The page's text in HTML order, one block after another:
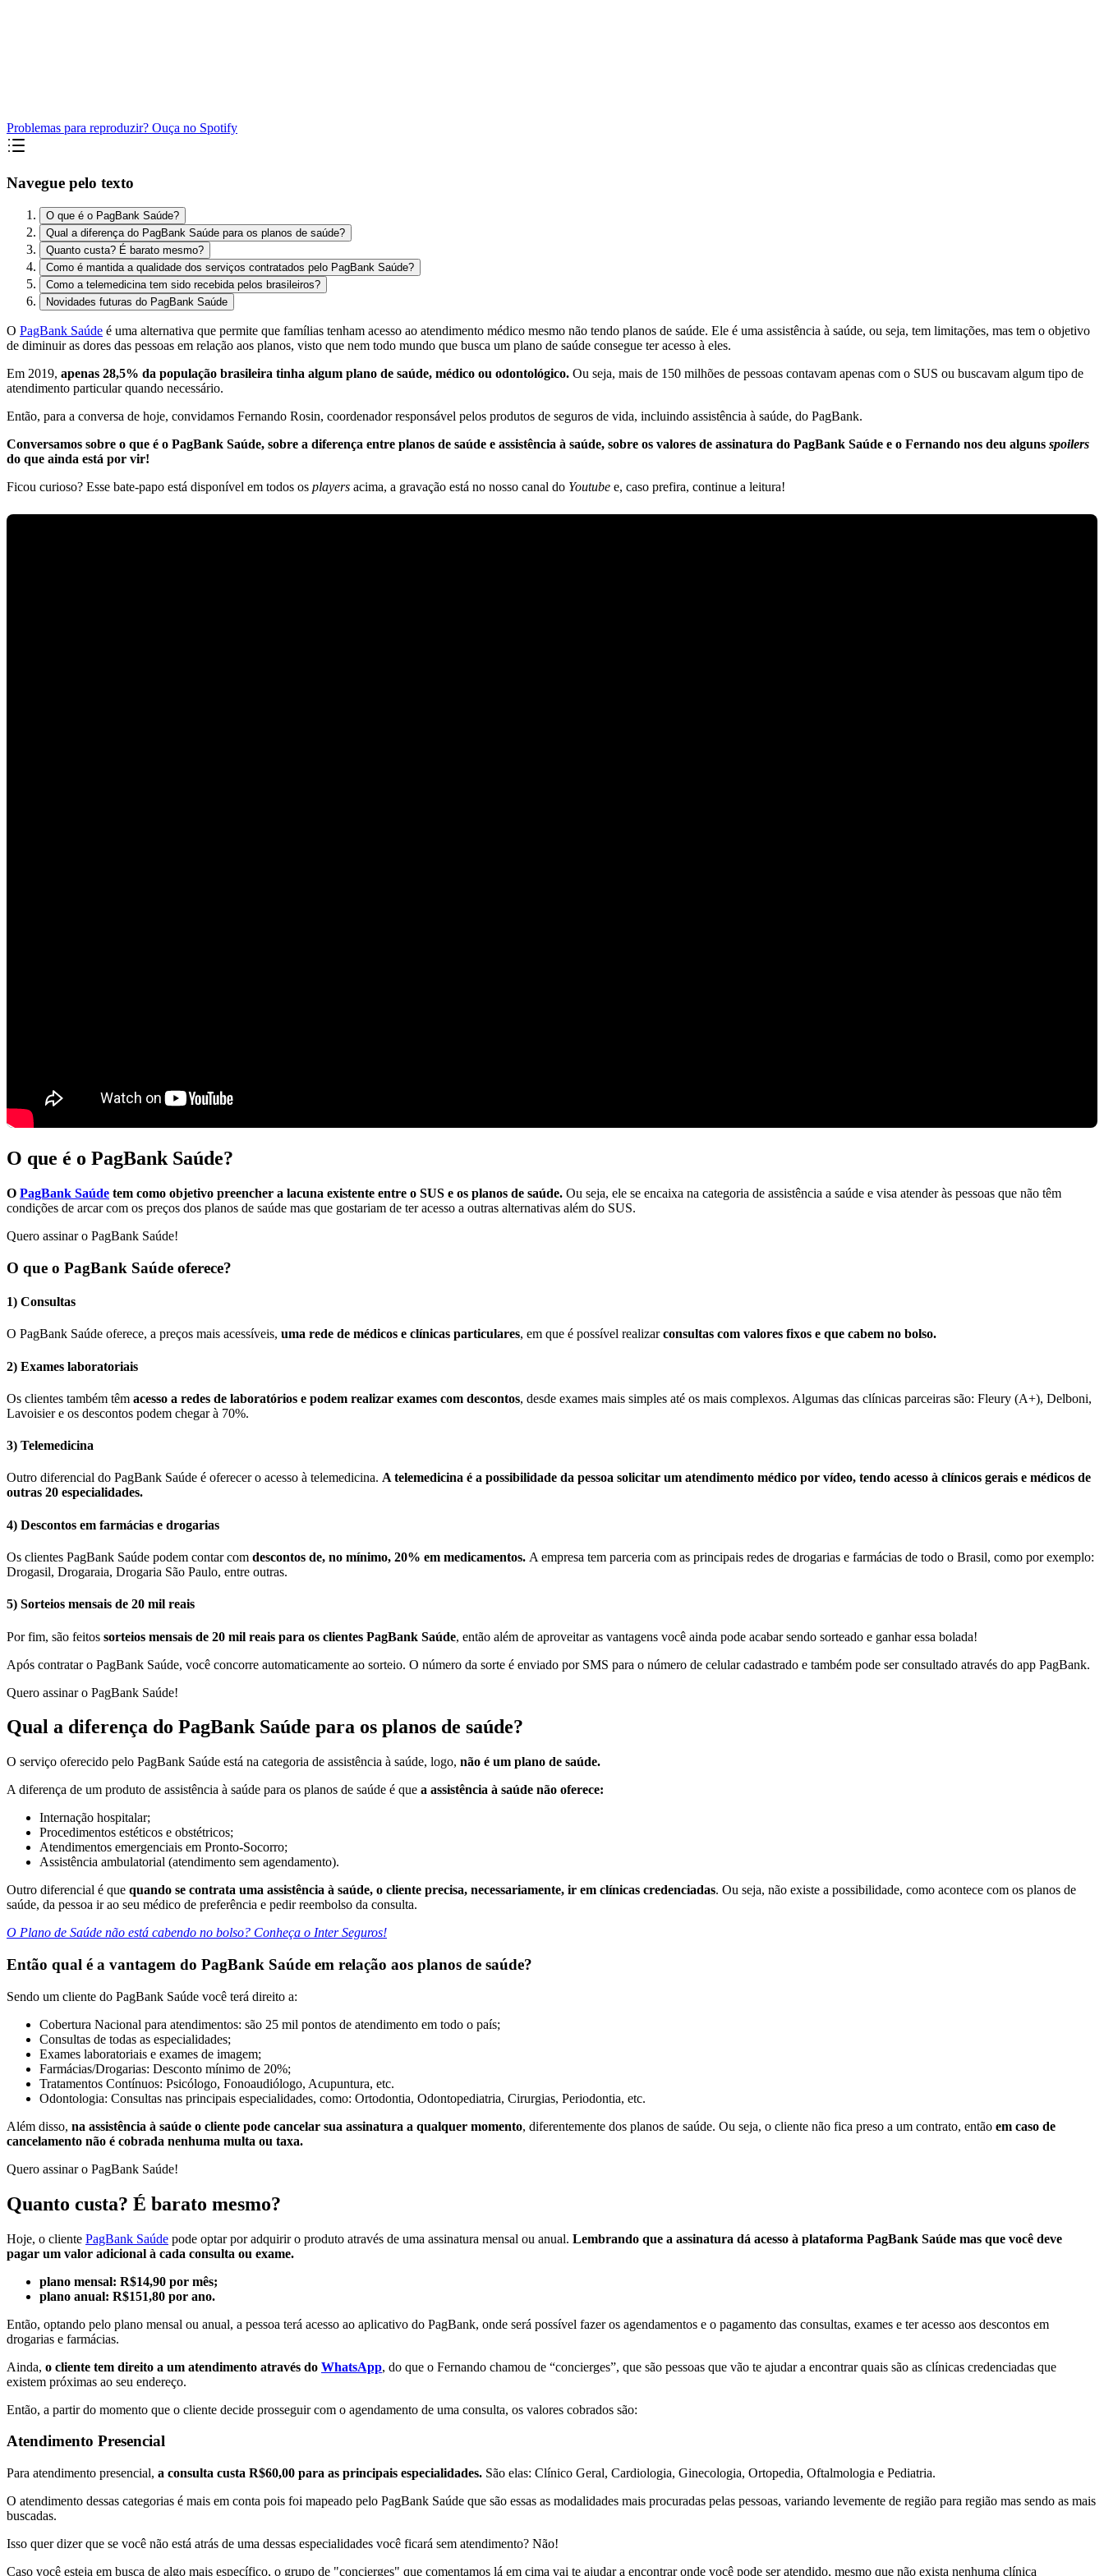
Problemas para reproduzir? Ouça no Spotify
Navegue pelo texto
O que é o PagBank Saúde?
Qual a diferença do PagBank Saúde para os planos de saúde?
Quanto custa? É barato mesmo?
Como é mantida a qualidade dos serviços contratados pelo PagBank Saúde?
Como a telemedicina tem sido recebida pelos brasileiros?
Novidades futuras do PagBank Saúde
O PagBank Saúde é uma alternativa que permite que famílias tenham acesso ao atendimento médico mesmo não tendo planos de saúde. Ele é uma assistência à saúde, ou seja, tem limitações, mas tem o objetivo
de diminuir as dores das pessoas em relação aos planos, visto que nem todo mundo que busca um plano de saúde consegue ter acesso à eles.
Em 2019, apenas 28,5% da população brasileira tinha algum plano de saúde, médico ou odontológico. Ou seja, mais de 150 milhões de pessoas contavam apenas com o SUS ou buscavam algum tipo de
atendimento particular quando necessário.
Então, para a conversa de hoje, convidamos Fernando Rosin, coordenador responsável pelos produtos de seguros de vida, incluindo assistência à saúde, do PagBank.
Conversamos sobre o que é o PagBank Saúde, sobre a diferença entre planos de saúde e assistência à saúde, sobre os valores de assinatura do PagBank Saúde e o Fernando nos deu alguns spoilers
do que ainda está por vir!
Ficou curioso? Esse bate-papo está disponível em todos os players acima, a gravação está no nosso canal do Youtube e, caso prefira, continue a leitura!
O que é o PagBank Saúde?
O PagBank Saúde tem como objetivo preencher a lacuna existente entre o SUS e os planos de saúde. Ou seja, ele se encaixa na categoria de assistência a saúde e visa atender às pessoas que não têm
condições de arcar com os preços dos planos de saúde mas que gostariam de ter acesso a outras alternativas além do SUS.
Quero assinar o PagBank Saúde!
O que o PagBank Saúde oferece?
1) Consultas
O PagBank Saúde oferece, a preços mais acessíveis, uma rede de médicos e clínicas particulares, em que é possível realizarconsultas com valores fixos e que cabem no bolso.
2) Exames laboratoriais
Os clientes também têm acesso a redes de laboratórios e podem realizar exames com descontos, desde exames mais simples até os mais complexos. Algumas das clínicas parceiras são: Fleury (A+), Delboni,
Lavoisier e os descontos podem chegar à 70%.
3) Telemedicina
Outro diferencial do PagBank Saúde é oferecer o acesso à telemedicina. A telemedicina é a possibilidade da pessoa solicitar um atendimento médico por vídeo, tendo acesso à clínicos gerais e médicos de
outras 20 especialidades.
4) Descontos em farmácias e drogarias
Os clientes PagBank Saúde podem contar com descontos de, no mínimo, 20% em medicamentos. A empresa tem parceria com as principais redes de drogarias e farmácias de todo o Brasil, como por exemplo:
Drogasil, Drogaraia, Drogaria São Paulo, entre outras.
5) Sorteios mensais de 20 mil reais
Por fim, são feitos sorteios mensais de 20 mil reais para os clientes PagBank Saúde, então além de aproveitar as vantagens você ainda pode acabar sendo sorteado e ganhar essa bolada!
Após contratar o PagBank Saúde, você concorre automaticamente ao sorteio. O número da sorte é enviado por SMS para o número de celular cadastrado e também pode ser consultado através do app PagBank.
Quero assinar o PagBank Saúde!
Qual a diferença do PagBank Saúde para os planos de saúde?
O serviço oferecido pelo PagBank Saúde está na categoria de assistência à saúde, logo, não é um plano de saúde.
A diferença de um produto de assistência à saúde para os planos de saúde é que a assistência à saúde não oferece:
Internação hospitalar;
Procedimentos estéticos e obstétricos;
Atendimentos emergenciais em Pronto-Socorro;
Assistência ambulatorial (atendimento sem agendamento).
Outro diferencial é que quando se contrata uma assistência à saúde, o cliente precisa, necessariamente, ir em clínicas credenciadas. Ou seja, não existe a possibilidade, como acontece com os planos de
saúde, da pessoa ir ao seu médico de preferência e pedir reembolso da consulta.
O Plano de Saúde não está cabendo no bolso? Conheça o Inter Seguros!
Então qual é a vantagem do PagBank Saúde em relação aos planos de saúde?
Sendo um cliente do PagBank Saúde você terá direito a:
Cobertura Nacional para atendimentos: são 25 mil pontos de atendimento em todo o país;
Consultas de todas as especialidades;
Exames laboratoriais e exames de imagem;
Farmácias/Drogarias: Desconto mínimo de 20%;
Tratamentos Contínuos: Psicólogo, Fonoaudiólogo, Acupuntura, etc.
Odontologia: Consultas nas principais especialidades, como: Ortodontia, Odontopediatria, Cirurgias, Periodontia, etc.
Além disso, na assistência à saúde o cliente pode cancelar sua assinatura a qualquer momento, diferentemente dos planos de saúde. Ou seja, o cliente não fica preso a um contrato, então em caso de
cancelamento não é cobrada nenhuma multa ou taxa.
Quero assinar o PagBank Saúde!
Quanto custa? É barato mesmo?
Hoje, o cliente PagBank Saúde pode optar por adquirir o produto através de uma assinatura mensal ou anual. Lembrando que a assinatura dá acesso à plataforma PagBank Saúde mas que você deve
pagar um valor adicional à cada consulta ou exame.
plano mensal: R$14,90 por mês;
plano anual: R$151,80 por ano.
Então, optando pelo plano mensal ou anual, a pessoa terá acesso ao aplicativo do PagBank, onde será possível fazer os agendamentos e o pagamento das consultas, exames e ter acesso aos descontos em
drogarias e farmácias.
Ainda, o cliente tem direito a um atendimento através do WhatsApp, do que o Fernando chamou de “concierges”, que são pessoas que vão te ajudar a encontrar quais são as clínicas credenciadas que
existem próximas ao seu endereço.
Então, a partir do momento que o cliente decide prosseguir com o agendamento de uma consulta, os valores cobrados são:
Atendimento Presencial
Para atendimento presencial, a consulta custa R$60,00 para as principais especialidades. São elas: Clínico Geral, Cardiologia, Ginecologia, Ortopedia, Oftalmologia e Pediatria.
O atendimento dessas categorias é mais em conta pois foi mapeado pelo PagBank Saúde que são essas as modalidades mais procuradas pelas pessoas, variando levemente de região para região mas sendo as mais
buscadas.
Isso quer dizer que se você não está atrás de uma dessas especialidades você ficará sem atendimento? Não!
Caso você esteja em busca de algo mais específico, o grupo de "concierges" que comentamos lá em cima vai te ajudar a encontrar onde você pode ser atendido, mesmo que não exista nenhuma clínica